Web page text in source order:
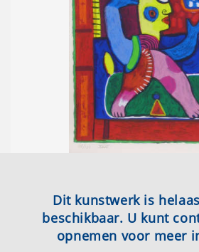
Dit kunstwerk is
beschikbaar. U kunt
opnemen voor meer